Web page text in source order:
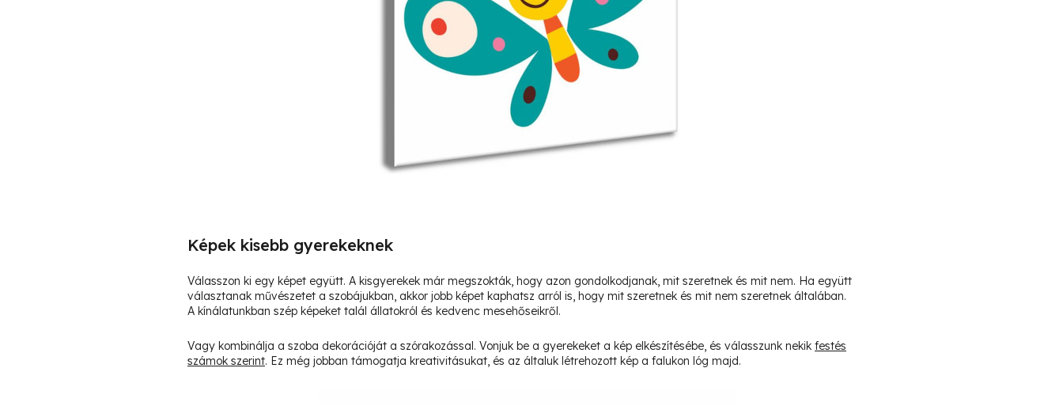
Képek kisebb gyerekeknek
Válasszon ki egy képet együtt. A kisgyerekek már megszokták, hogy azon gondolkodjanak, mit szeretnek és mit nem. Ha együtt
választanak művészetet a szobájukban, akkor jobb képet kaphatsz arról is, hogy mit szeretnek és mit nem szeretnek általában.
A kínálatunkban szép képeket talál állatokról és kedvenc mesehőseikről.
Vagy kombinálja a szoba dekorációját a szórakozással. Vonjuk be a gyerekeket a kép elkészítésébe, és válasszunk nekik festés
számok szerint. Ez még jobban támogatja kreativitásukat, és az általuk létrehozott kép a falukon lóg majd.